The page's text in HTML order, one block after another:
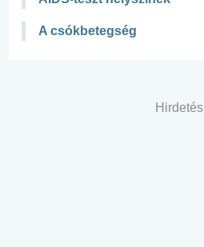
A csókbetegség
Hirdetés